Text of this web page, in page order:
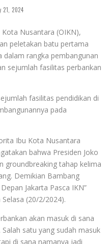
21, 2024
Nusantara (OIKN),
peletakan batu pertama
rangka pembangunan
sejumlah fasilitas perbankan
fasilitas pendidikan di
pada
Ibu Kota Nusantara
bahwa Presiden Joko
groundbreaking tahap kelima
Demikian Bambang
Jakarta Pasca IKN”
(20/2/2024).
akan masuk di sana
satu yang sudah masuk
di sana namanya jadi